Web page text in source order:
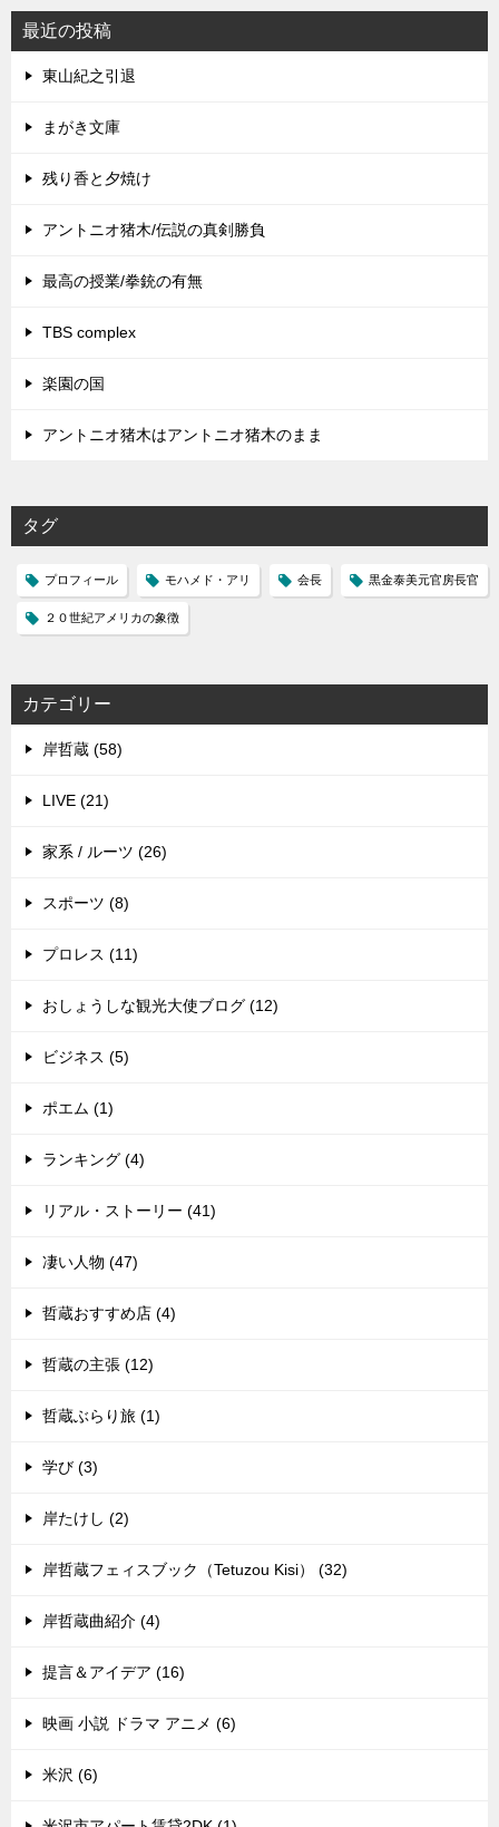
最近の投稿
東山紀之引退
まがき文庫
残り香と夕焼け
アントニオ猪木/伝説の真剣勝負
最高の授業/拳銃の有無
TBS complex
楽園の国
アントニオ猪木はアントニオ猪木のまま
タグ
プロフィール モハメド・アリ 会長 黒金泰美元官房長官
２０世紀アメリカの象徴
カテゴリー
岸哲蔵 (58)
LIVE (21)
家系 / ルーツ (26)
スポーツ (8)
プロレス (11)
おしょうしな観光大使ブログ (12)
ビジネス (5)
ポエム (1)
ランキング (4)
リアル・ストーリー (41)
凄い人物 (47)
哲蔵おすすめ店 (4)
哲蔵の主張 (12)
哲蔵ぶらり旅 (1)
学び (3)
岸たけし (2)
岸哲蔵フェィスブック（Tetuzou Kisi） (32)
岸哲蔵曲紹介 (4)
提言＆アイデア (16)
映画 小説 ドラマ アニメ (6)
米沢 (6)